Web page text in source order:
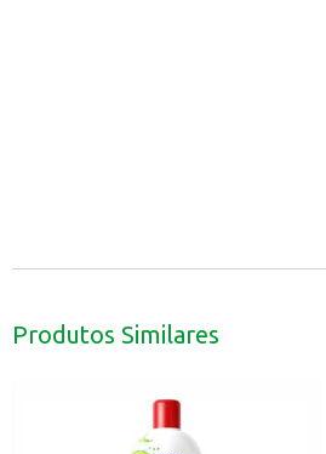
Produtos Similares